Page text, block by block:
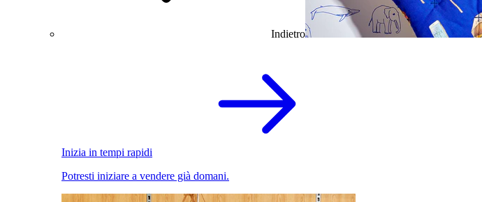
Indietro
Inizia in tempi rapidi
Potresti iniziare a vendere già domani.